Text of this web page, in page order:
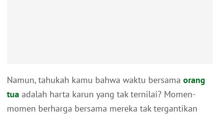
Namun, tahukah kamu bahwa waktu bersama orang
tua adalah harta karun yang tak ternilai? Momen-
momen berharga bersama mereka tak tergantikan